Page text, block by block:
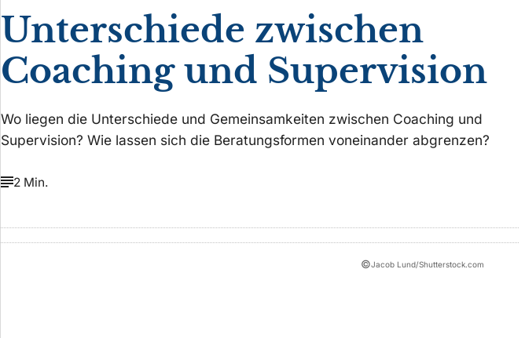
Unterschiede zwischen
Coaching und Supervision
Wo liegen die Unterschiede und Gemeinsamkeiten zwischen Coaching und
Supervision? Wie lassen sich die Beratungsformen voneinander abgrenzen?
2 Min.
©Jacob Lund/Shutterstock.com